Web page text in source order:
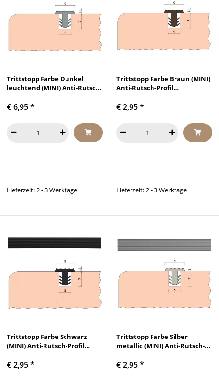
Trittstopp Farbe Dunkel
leuchtend (MINI) Anti-Rutsch-
Gleitschutz und
€ 6,95*
Lieferzeit: 2 - 3 Werktage
Trittstopp Farbe Braun (MINI)
Anti-Rutsch-Profil
und Rutschgummi
€ 2,95*
Lieferzeit: 2 - 3 Werktage
Trittstopp Farbe Schwarz
(MINI) Anti-Rutsch-Profil
und Rutschgummi
€ 2,95*
Trittstopp Farbe Silber
metallic (MINI) Anti-Rutsch-
Gleitschutz und
€ 2,95*